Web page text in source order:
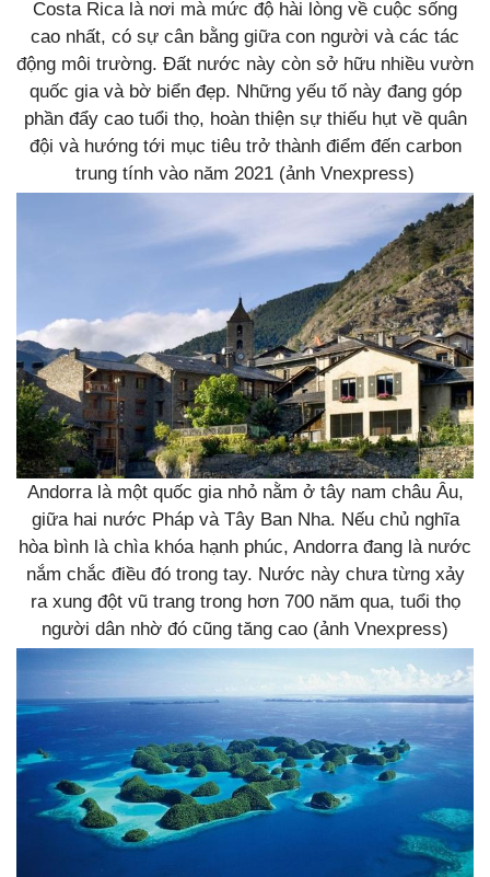
Costa Rica là nơi mà mức độ hài lòng về cuộc sống
cao nhất, có sự cân bằng giữa con người và các tác
động môi trường. Đất nước này còn sở hữu nhiều vườn
quốc gia và bờ biển đẹp. Những yếu tố này đang góp
phần đẩy cao tuổi thọ, hoàn thiện sự thiếu hụt về quân
đội và hướng tới mục tiêu trở thành điểm đến carbon
trung tính vào năm 2021 (ảnh Vnexpress)
Andorra là một quốc gia nhỏ nằm ở tây nam châu Âu,
giữa hai nước Pháp và Tây Ban Nha. Nếu chủ nghĩa
hòa bình là chìa khóa hạnh phúc, Andorra đang là nước
nắm chắc điều đó trong tay. Nước này chưa từng xảy
ra xung đột vũ trang trong hơn 700 năm qua, tuổi thọ
người dân nhờ đó cũng tăng cao (ảnh Vnexpress)